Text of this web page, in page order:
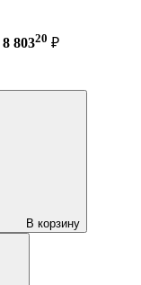
8 80320 ₽
В корзину